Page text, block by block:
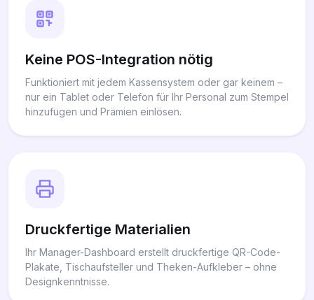
Keine POS-Integration nötig
Funktioniert mit jedem Kassensystem oder gar keinem –
nur ein Tablet oder Telefon für Ihr Personal zum Stempel
hinzufügen und Prämien einlösen.
Druckfertige Materialien
Ihr Manager-Dashboard erstellt druckfertige QR-Code-
Plakate, Tischaufsteller und Theken-Aufkleber – ohne
Designkenntnisse.